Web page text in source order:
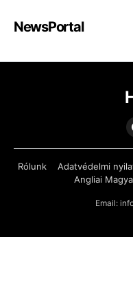
NewsPortal
Rólunk Adatvédelmi
Angliai
Email: